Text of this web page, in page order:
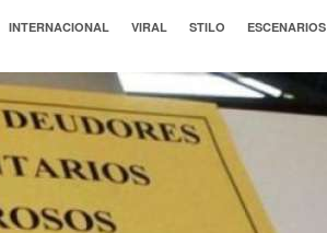
INTERNACIONAL VIRAL STILO ESCENARIOS